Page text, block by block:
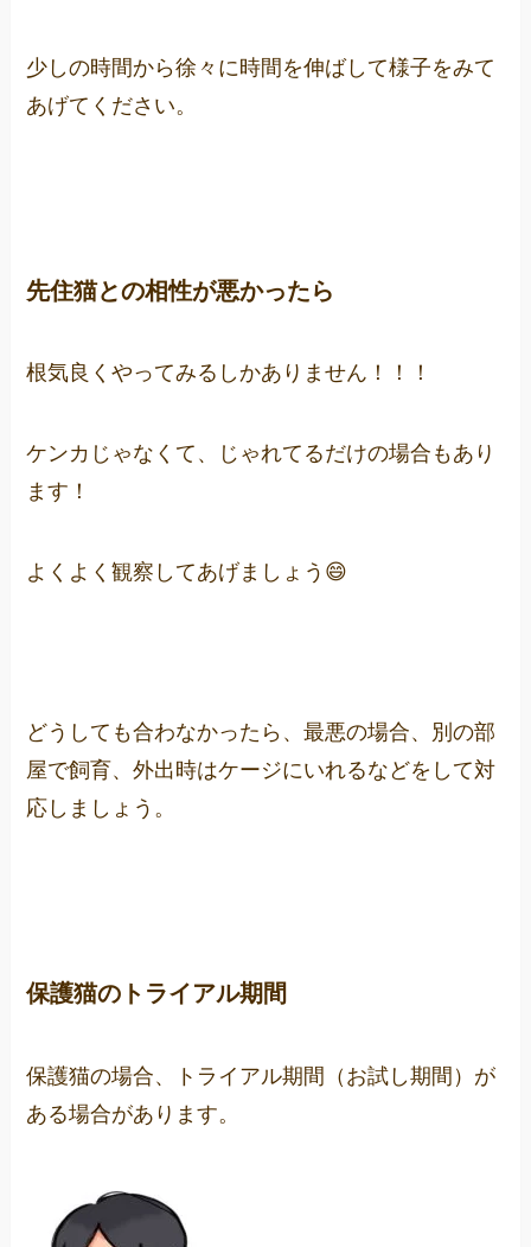
少しの時間から徐々に時間を伸ばして様子をみて
あげてください。
先住猫との相性が悪かったら
根気良くやってみるしかありません！！！
ケンカじゃなくて、じゃれてるだけの場合もあり
ます！
よくよく観察してあげましょう😄
どうしても合わなかったら、最悪の場合、別の部
屋で飼育、外出時はケージにいれるなどをして対
応しましょう。
保護猫のトライアル期間
保護猫の場合、トライアル期間（お試し期間）が
ある場合があります。